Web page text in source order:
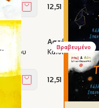
Στο καλάθι
12,51 €
Στο καλάθι
Βραβευμένο
Αστέρες του
Κάλλια
12,51 €